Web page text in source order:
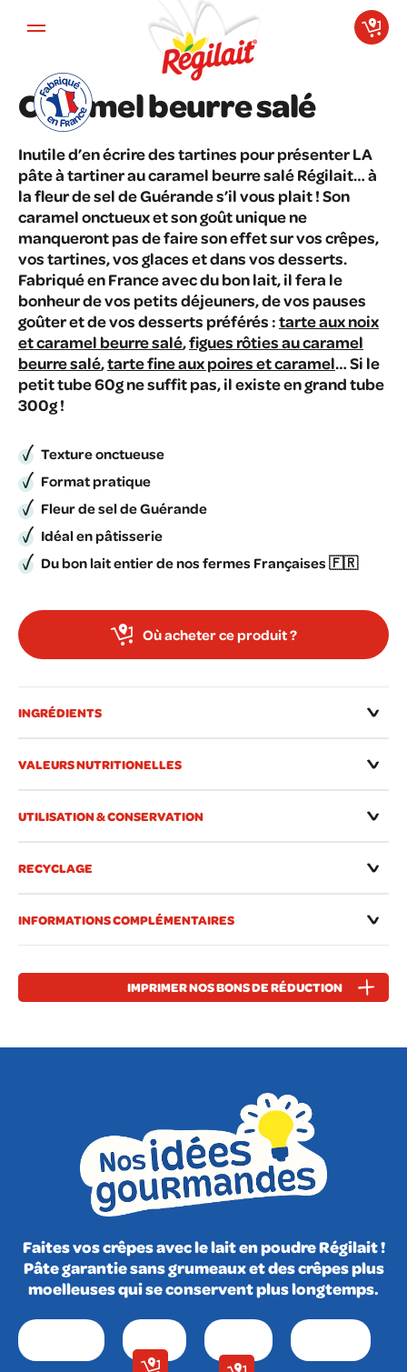
Caramel beurre salé
Inutile d’en écrire des tartines pour présenter LA
pâte à tartiner au caramel beurre salé Régilait… à
la fleur de sel de Guérande s’il vous plait ! Son
caramel onctueux et son goût unique ne
manqueront pas de faire son effet sur vos crêpes,
vos tartines, vos glaces et dans vos desserts.
Fabriqué en France avec du bon lait, il fera le
bonheur de vos petits déjeuners, de vos pauses
goûter et de vos desserts préférés :tarte aux noix
et caramel beurre salé,figues rôties au caramel
beurre salé,tarte fine aux poires et caramel… Si le
petit tube 60g ne suffit pas, il existe en grand tube
300g !
Texture onctueuse
Format pratique
Fleur de sel de Guérande
Idéal en pâtisserie
Du bon lait entier de nos fermes Françaises 🇫🇷
Où acheter ce produit ?
INGRÉDIENTS
VALEURS NUTRITIONELLES
UTILISATION & CONSERVATION
RECYCLAGE
INFORMATIONS COMPLÉMENTAIRES
IMPRIMER NOS BONS DE RÉDUCTION
Faites vos crêpes avec le lait en poudre Régilait !
Pâte garantie sans grumeaux et des crêpes plus
moelleuses qui se conservent plus longtemps.